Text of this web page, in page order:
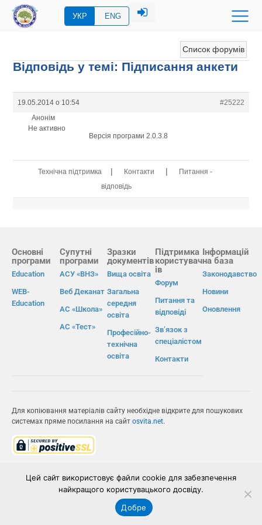
УКР ENG
Список форумів
Відповідь у темі: Підписання анкети
19.05.2014 о 10:54
#25222
Анонім
Не активно
Версія програми 2.0.3.8
Технічна підтримка | Контакти |
Питання -
відповідь
Основні
програми
Education
WEB-
Education
Супутні
програми
АСУ «ВНЗ»
Веб Деканат
АС «Школа»
АС «Тест»
Зразки
документів
Вища освіта
Загальна
середня
освіта
Професійно-
технічна
освіта
Підтримка
користувач
ів
Форум
Питання та
відповіді
Зв’язок з
спеціалістом
Контакти
Інформацій
на база
Законодавство
Новини
Оновлення
Для копіювання матеріалів сайту необхідне відкрите для пошукових
системах пряме посилання на сайт osvita.net.
ІВС «ОСВІТА»
Цей сайт використовує файли cookie для забезпечення
найкращого користувацького досвіду.
Добре